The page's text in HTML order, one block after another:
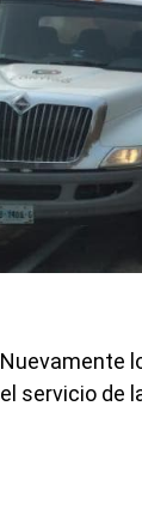
Nuevamente
el servicio de